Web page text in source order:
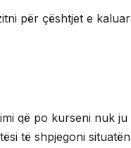
për çështjet e
që po kurseni nuk
të shpjegoni